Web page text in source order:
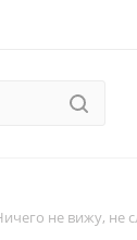
не вижу, не